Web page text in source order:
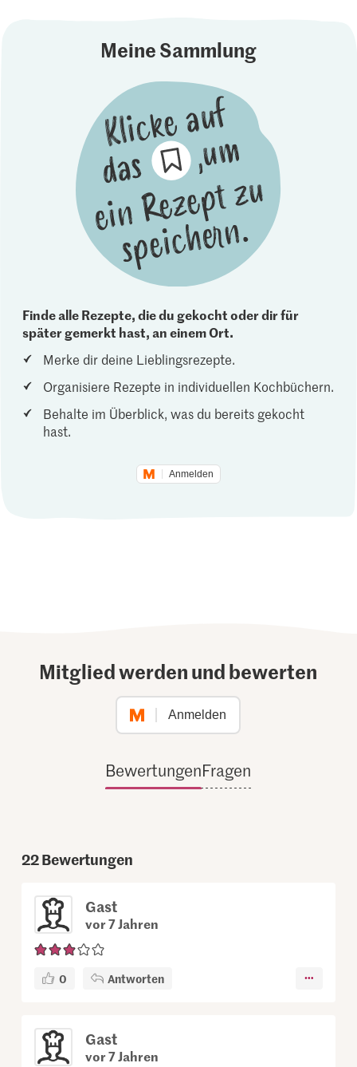
Meine Sammlung
Finde alle Rezepte, die du gekocht oder dir für
später gemerkt hast, an einem Ort.
Merke dir deine Lieblingsrezepte.
Organisiere Rezepte in individuellen Kochbüchern.
Behalte im Überblick, was du bereits gekocht
hast.
Anmelden
Mitglied werden und bewerten
Anmelden
BewertungenFragen
22Bewertungen
Gast
vor 7 Jahren
0 Antworten
Gast
vor 7 Jahren